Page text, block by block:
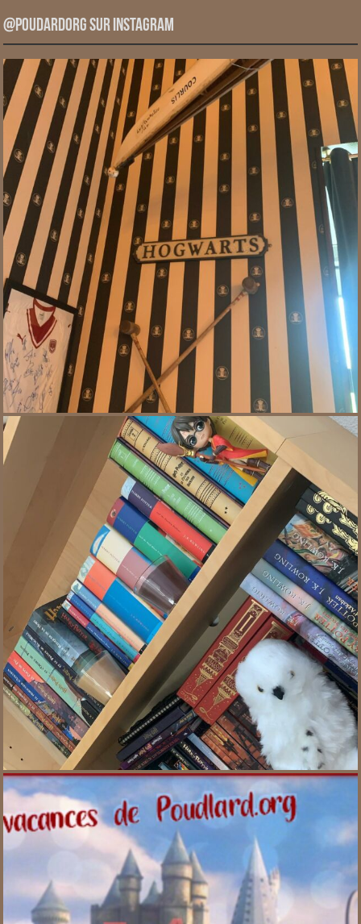
@PoudardOrg sur Instagram